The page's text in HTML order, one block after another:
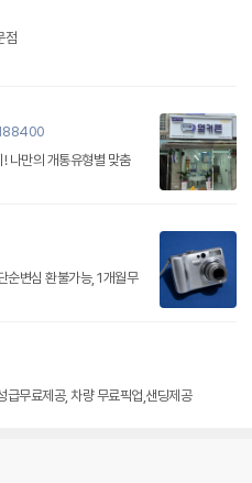
인 전문점
나만의 개통유형별 맞춤
순변심 환불가능, 1개월무
급무료제공, 차량 무료픽업,샌딩제공